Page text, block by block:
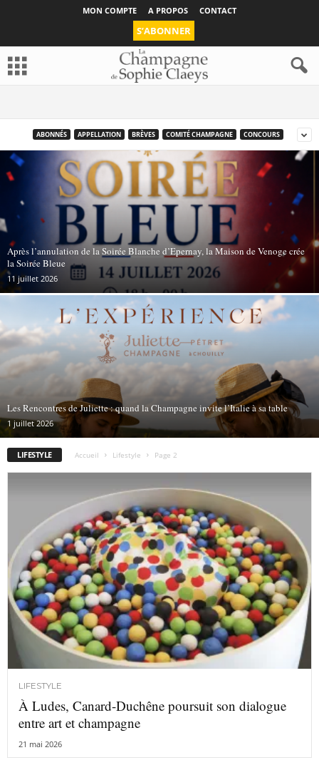
MON COMPTE A PROPOS CONTACT
S’ABONNER
ABONNÉS APPELLATION BRÈVES COMITÉ CHAMPAGNE CONCOURS
Après l’annulation de la Soirée Blanche d’Epernay, la Maison de Venoge crée
la Soirée Bleue
11 juillet 2026
Les Rencontres de Juliette : quand la Champagne invite l’Italie à sa table
1 juillet 2026
LIFESTYLE Accueil Lifestyle Page 2
LIFESTYLE
À Ludes, Canard-Duchêne poursuit son dialogue
entre art et champagne
21 mai 2026